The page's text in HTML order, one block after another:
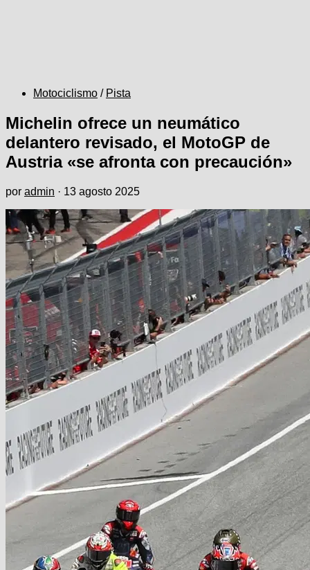
Motociclismo / Pista
Michelin ofrece un neumático
delantero revisado, el MotoGP de
Austria «se afronta con precaución»
por admin · 13 agosto 2025